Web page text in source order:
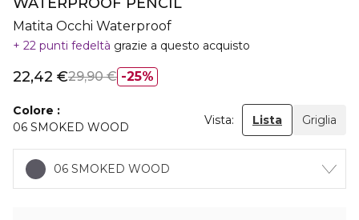
Matita Occhi Waterproof
22 punti fedeltà grazie a questo acquisto
25%
22,42 €29,90 €
Colore
06 SMOKED WOOD
Vista: Lista Griglia
06 SMOKED WOOD